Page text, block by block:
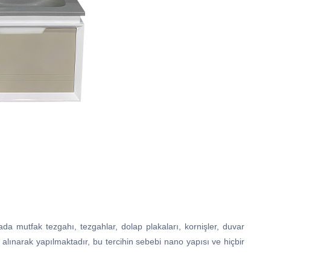
mutfak tezgahı, tezgahlar, dolap plakaları, kornişler, duvar
yapılmaktadır, bu tercihin sebebi nano yapısı ve hiçbir